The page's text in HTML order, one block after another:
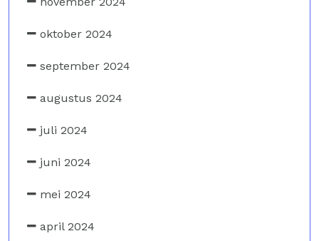
oktober 2024
september 2024
augustus 2024
juli 2024
juni 2024
mei 2024
april 2024